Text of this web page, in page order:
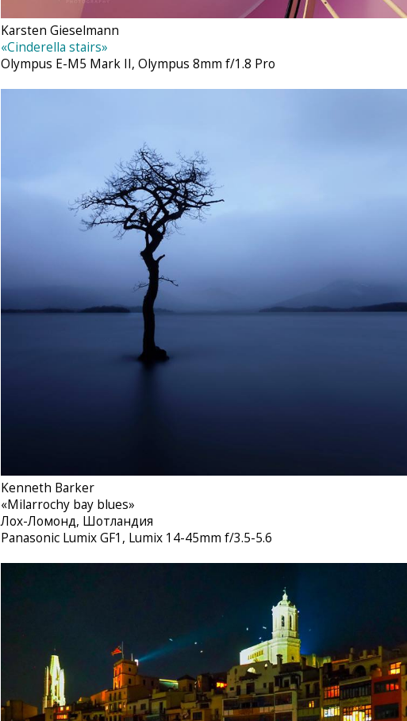
Karsten Gieselmann‎
«Cinderella stairs»
Olympus E-M5 Mark II, Olympus 8mm f/1.8 Pro
Kenneth Barker‎
«Milarrochy bay blues»
Лох-Ломонд, Шотландия
Panasonic Lumix GF1, Lumix 14-45mm f/3.5-5.6